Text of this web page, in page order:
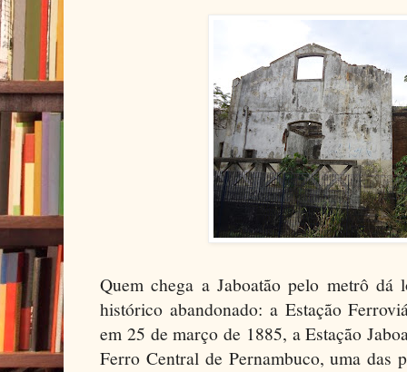
Quem chega a Jaboatão pelo metrô
histórico abandonado: a Estação
em 25 de março de 1885, a Estação
Ferro Central de Pernambuco, uma das